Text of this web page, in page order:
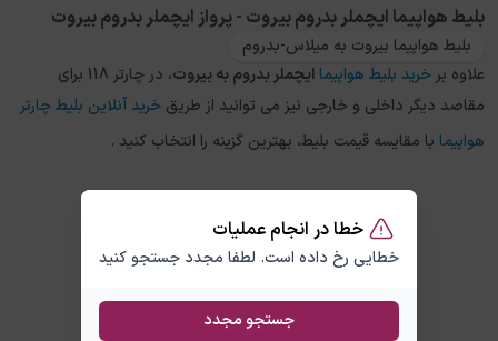
خطا در انجام عملیات
خطایی رخ داده است. لطفا مجدد جستجو کنید
جستجو مجدد
بلیط هواپیما ایچملر بدروم بیروت - پرواز ایچملر بدروم بیروت
بلیط هواپیما بیروت به میلاس-بدروم
علاوه بر خرید بلیط هواپیما ایچملر بدرومبهبیروت
، در چارتر 118 برای
مقاصد دیگر داخلی و خارجی نیز می توانید از طریق خرید آنلاین بلیط چارتر
هواپیما با مقایسه قیمت بلیط، بهترین گزینه را انتخاب کنید .